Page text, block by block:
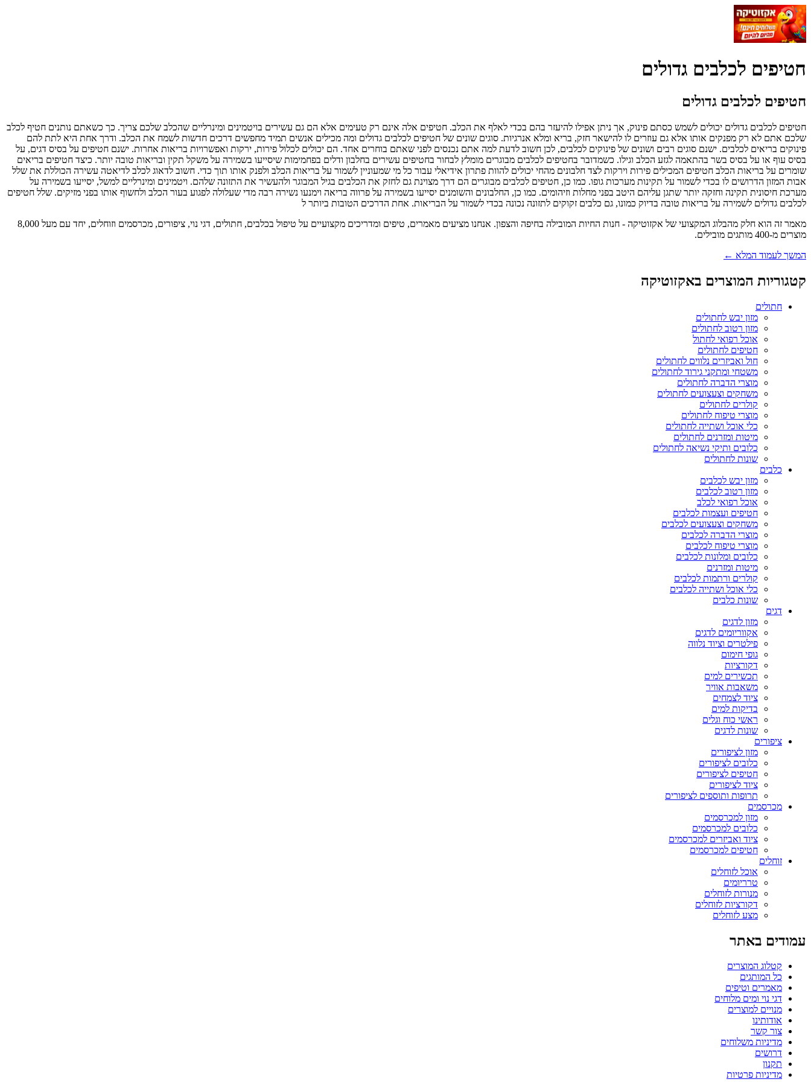
חטיפים לכלבים גדולים
חטיפים לכלבים גדולים
חטיפים לכלבים גדולים יכולים לשמש כסתם פינוק, אך ניתן אפילו להיעזר בהם בכדי לאלף את הכלב. חטיפים אלה אינם רק טעימים אלא הם גם עשירים בויטמינים ומינרליים שהכלב שלכם צריך. כך כשאתם נותנים חטיף לכלב
שלכם אתם לא רק מפנקים אותו אלא גם עוזרים לו להישאר חזק, בריא ומלא אנרגיות. סוגים שונים של חטיפים לכלבים גדולים ומה מכילים אנשים תמיד מחפשים דרכים חדשות לשמח את הכלב. ודרך אחת היא לתת להם
פינוקים בריאים לכלבים. ישנם סוגים רבים ושונים של פינוקים לכלבים, לכן חשוב לדעת למה אתם נכנסים לפני שאתם בוחרים אחד. הם יכולים לכלול פירות, ירקות ואפשרויות בריאות אחרות. ישנם חטיפים על בסיס דגים, על
בסיס עוף או על בסיס בשר בהתאמה לגזע הכלב וגילו. כשמדובר בחטיפים לכלבים מבוגרים מומלץ לבחור בחטיפים עשירים בחלבון ודלים בפחמימות שיסייעו בשמירה על משקל תקין ובריאות טובה יותר. כיצד חטיפים בריאים
שומרים על בריאות הכלב חטיפים המכילים פירות וירקות לצד חלבונים מהחי יכולים להוות פתרון אידיאלי עבור כל מי שמעוניין לשמור על בריאות הכלב ולפנק אותו תוך כדי. חשוב לדאוג לכלב לדיאטה עשירה הכוללת את שלל
אבות המזון הדרושים לו בכדי לשמור על תקינות מערכות גופו. כמו כן, חטיפים לכלבים מבוגרים הם דרך מצוינת גם לחזק את הכלבים בגיל המבוגר ולהעשיר את התזונה שלהם. ויטמינים ומינרליים למשל, יסייעו בשמירה על
מערכת חיסונית תקינה וחזקה יותר שתגן עליהם היטב בפני מחלות וזיהומים. כמו כן, החלבונים והשומנים יסייעו בשמירה על פרווה בריאה וימנעו נשירה רבה מדי שעלולה לפגוע בעור הכלב ולחשוף אותו בפני מזיקים. שלל חטיפים
לכלבים גדולים לשמירה על בריאות טובה בדיוק כמונו, גם כלבים זקוקים לתזונה נכונה בכדי לשמור על הבריאות. אחת הדרכים הטובות ביותר ל
מאמר זה הוא חלק מהבלוג המקצועי של אקזוטיקה - חנות החיות המובילה בחיפה והצפון. אנחנו מציעים מאמרים, טיפים ומדריכים מקצועיים על טיפול בכלבים, חתולים, דגי נוי, ציפורים, מכרסמים וזוחלים, יחד עם מעל 8,000
מוצרים מ-400 מותגים מובילים.
המשך לעמוד המלא ←
קטגוריות המוצרים באקזוטיקה
חתולים
מזון יבש לחתולים
מזון רטוב לחתולים
אוכל רפואי לחתול
חטיפים לחתולים
חול ואביזרים נלווים לחתולים
משטחי ומתקני גירוד לחתולים
מוצרי הדברה לחתולים
משחקים וצעצועים לחתולים
קולרים לחתולים
מוצרי טיפוח לחתולים
כלי אוכל ושתייה לחתולים
מיטות ומזרנים לחתולים
כלובים ותיקי נשיאה לחתולים
שונות לחתולים
כלבים
מזון יבש לכלבים
מזון רטוב לכלבים
אוכל רפואי לכלב
חטיפים ועצמות לכלבים
משחקים וצעצועים לכלבים
מוצרי הדברה לכלבים
מוצרי טיפוח לכלבים
כלובים ומלונות לכלבים
מיטות ומזרנים
קולרים ורתמות לכלבים
כלי אוכל ושתייה לכלבים
שונות כלבים
דגים
מזון לדגים
אקווריומים לדגים
פילטרים וציוד נלווה
גופי חימום
דקורציות
תכשירים למים
משאבות אוויר
ציוד לצמחים
בדיקות למים
ראשי כוח וגלים
שונות לדגים
ציפורים
מזון לציפורים
כלובים לציפורים
חטיפים לציפורים
ציוד לציפורים
תרופות ותוספים לציפורים
מכרסמים
מזון למכרסמים
כלובים למכרסמים
ציוד ואביזרים למכרסמים
חטיפים למכרסמים
זוחלים
אוכל לזוחלים
טרריומים
מנורות לזוחלים
דקורציות לזוחלים
מצע לזוחלים
עמודים באתר
קטלוג המוצרים
כל המותגים
מאמרים וטיפים
דגי נוי ומים מלוחים
מנויים למוצרים
אודותינו
צור קשר
מדיניות משלוחים
דרושים
תקנון
מדיניות פרטיות